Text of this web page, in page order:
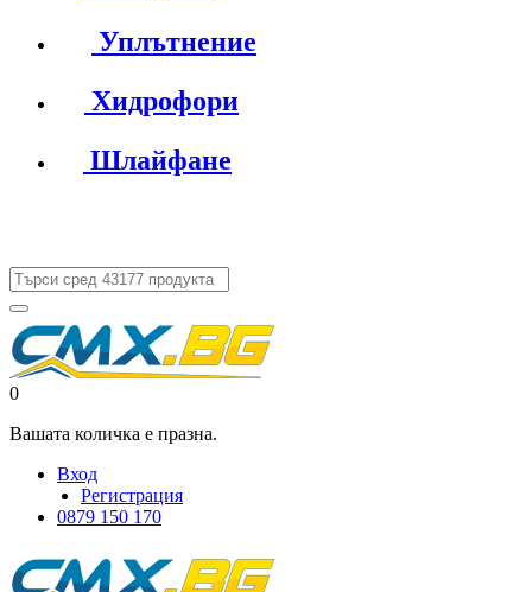
Уплътнение
Хидрофори
Шлайфане
0
Вашата количка е празна.
Вход
Регистрация
0879 150 170